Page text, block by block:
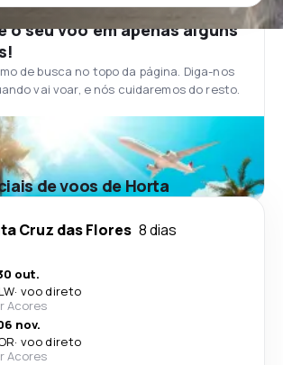
o seu voo em apenas alguns
de busca no topo da página. Diga-nos
vai voar, e nós cuidaremos do resto.
de voos de Horta
Cruz das Flores 8 dias
out.
· voo direto
Acores
nov.
· voo direto
Acores